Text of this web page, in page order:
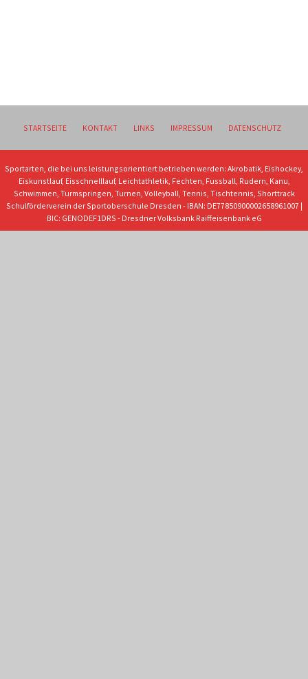
STARTSEITE KONTAKT LINKS IMPRESSUM DATENSCHUTZ
Sportarten, die bei uns leistungsorientiert betrieben werden: Akrobatik, Eishockey,
Eiskunstlauf, Eisschnelllauf, Leichtathletik, Fechten, Fussball, Rudern, Kanu,
Schwimmen, Turmspringen, Turnen, Volleyball, Tennis, Tischtennis, Shorttrack
Schulförderverein der Sportoberschule Dresden - IBAN: DE77850900002658961007 |
BIC: GENODEF1DRS - Dresdner Volksbank Raiffeisenbank eG